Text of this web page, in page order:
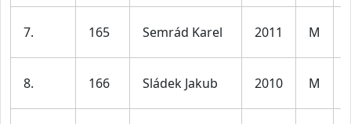
7. 165 Semrád Karel 2011 M
8. 166 Sládek Jakub 2010 M